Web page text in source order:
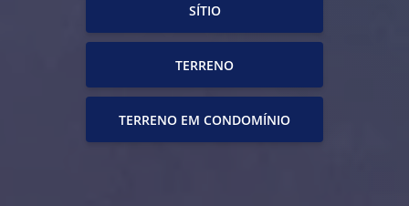
SÍTIO
TERRENO
TERRENO EM CONDOMÍNIO